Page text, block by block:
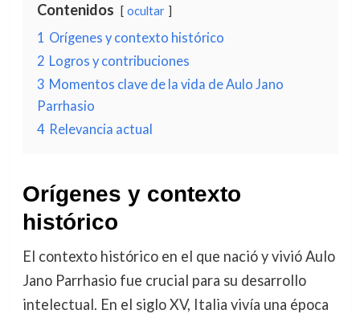
Contenidos ocultar
1 Orígenes y contexto histórico
2 Logros y contribuciones
3 Momentos clave de la vida de Aulo Jano
Parrhasio
4 Relevancia actual
Orígenes y contexto
histórico
El contexto histórico en el que nació y vivió Aulo
Jano Parrhasio fue crucial para su desarrollo
intelectual. En el siglo XV, Italia vivía una época